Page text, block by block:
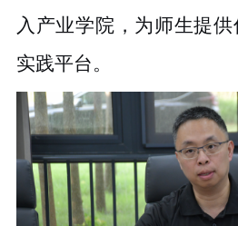
入产业学院，为师生提
实践平台。